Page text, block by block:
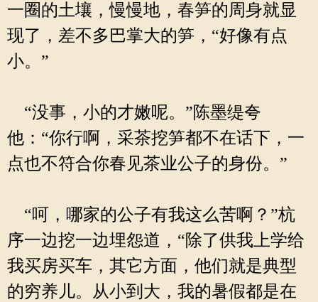
一圈的土壤，慢慢地，春笋的周身就显
现了，差不多巴掌大的笋，“好像有点
小。”
“没事，小的才嫩呢。”陈墨缇夸
他：“你行啊，采茶挖笋都不在话下，一
点也不符合你春见茶业公子的身份。”
“呵，哪家的公子有我这么苦啊？”杭
序一边挖一边埋怨道，“除了供我上学给
我买房买车，其它方面，他们就是典型
的穷养儿。从小到大，我的暑假都是在